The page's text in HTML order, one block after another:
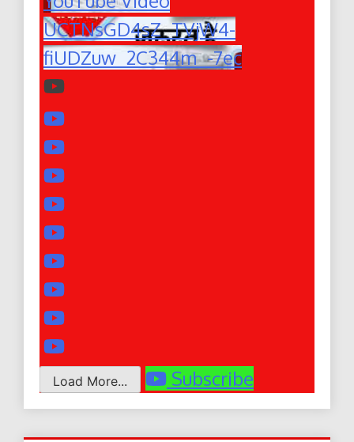
UCTNsGD4sZ_TVjW4-
fiUDZuw_2C344m_-7ec
Load More... Subscribe